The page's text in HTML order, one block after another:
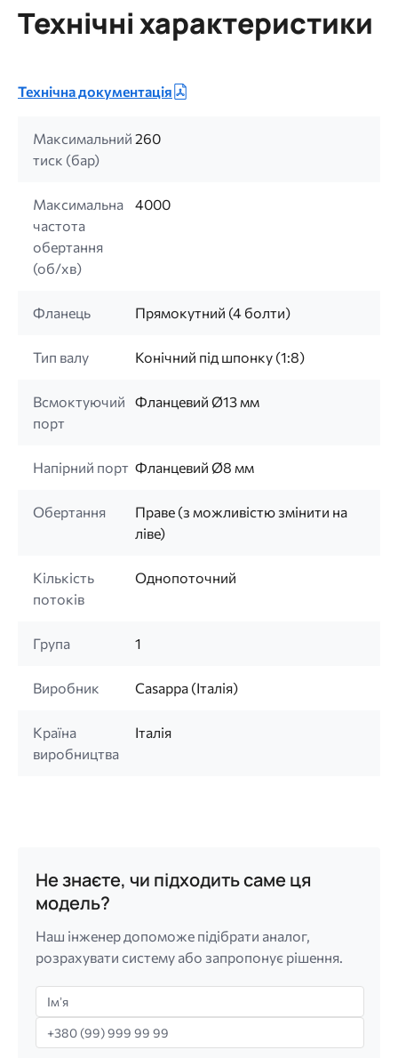
Технічні характеристики
Технічна документація
Максимальний
тиск (бар)
260
Максимальна
частота
обертання
(об/хв)
4000
Фланець Прямокутний (4 болти)
Тип валу Конічний під шпонку (1:8)
Всмоктуючий
порт
Фланцевий Ø13 мм
Напірний порт Фланцевий Ø8 мм
Обертання
Праве (з можливістю змінити на
ліве)
Кількість
потоків
Однопоточний
Група 1
Виробник Casappa (Італія)
Країна
виробництва
Італія
Не знаєте, чи підходить саме ця
модель?
Наш інженер допоможе підібрати аналог,
розрахувати систему або запропонує рішення.
Імʼя
Телефон